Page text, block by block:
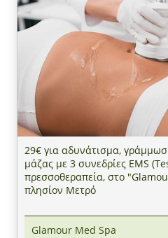
29€ για αδυνάτισμα,
μάζας με 3 συνεδρίες EMS
πρεσσοθεραπεία, στο
πλησίον Μετρό
Glamour Med Spa